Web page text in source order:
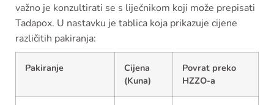
važno je konzultirati se s liječnikom koji može prepisati
Tadapox. U nastavku je tablica koja prikazuje cijene
različitih pakiranja:
Pakiranje
Cijena
(Kuna)
Povrat preko
HZZO-a